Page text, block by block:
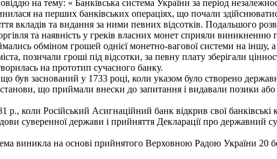
на тему: « Банківська система України за період
на перших банківських операціях, що почали
вкладів та видання за ними певних відсотків. Подальшого
та наявність у греків власних монет сприяли виникненню
обміном грошей однієї монетно-вагової системи на іншу,
позичали гроші під відсотки, за певну плату зберігали
на прототип сучасного банку.
був заснований у 1733 році, коли указом було створено
що приймали внески до запитання і видавали позики або
р., коли Російський Асигнаційний банк відкрив свої
суверенної держави і прийняття Декларації про державний
виникла на основі прийнятого Верховною Радою України 20